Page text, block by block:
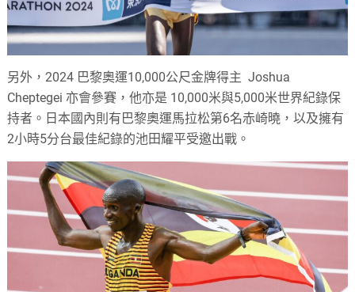
另外，2024 巴黎奧運10,000公尺金牌得主 Joshua
Cheptegei 亦會參賽，他亦是 10,000米與5,000米世界紀錄保
持者。日本國內則有巴黎奧運馬拉松第6名赤崎曉，以及擁有
2小時5分台最佳紀錄的池田耀平受邀出戰。